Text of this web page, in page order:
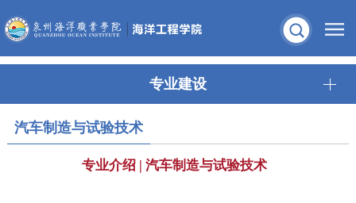
专业建设
汽车制造与试验技术
专业介绍 | 汽车制造与试验技术